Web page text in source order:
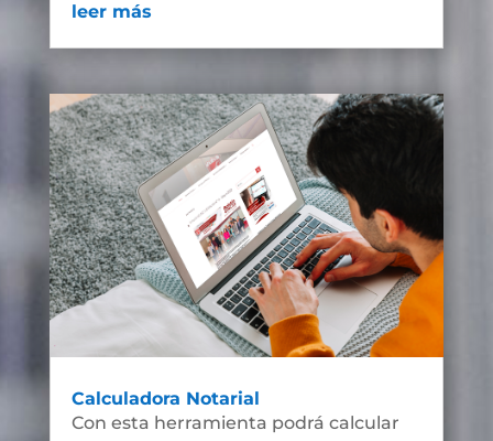
leer más
Calculadora Notarial
Con esta herramienta podrá calcular